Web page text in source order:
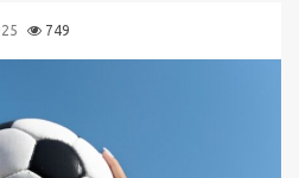
749